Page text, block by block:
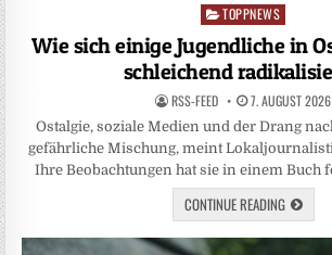
Posted
TOPPNEWS
Wie sich einige Jugendliche in
schleichend
RSS-FEED 7. AUGUST 2026
Ostalgie, soziale Medien und der Drang
gefährliche Mischung, meint
Ihre Beobachtungen hat sie in einem Buch
CONTINUE READING